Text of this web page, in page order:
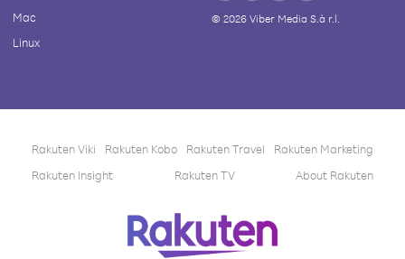
Mac
Linux
© 2026Viber Media S.à r.l.
Rakuten Viki Rakuten Kobo Rakuten Travel
Rakuten Marketing
Rakuten Insight
Rakuten TV About Rakuten